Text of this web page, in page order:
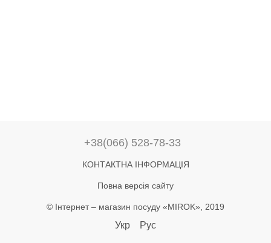
+38(066) 528-78-33
КОНТАКТНА ІНФОРМАЦІЯ
Повна версія сайту
© Інтернет – магазин посуду «MIROK», 2019
Укр Рус